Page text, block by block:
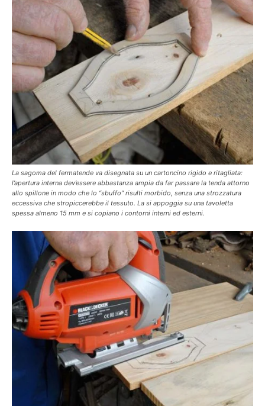
La sagoma del fermatende va disegnata su un cartoncino rigido e ritagliata:
l’apertura interna dev’essere abbastanza ampia da far passare la tenda attorno
allo spillone in modo che lo “sbuffo” risulti morbido, senza una strozzatura
eccessiva che stropiccerebbe il tessuto. La si appoggia su una tavoletta
spessa almeno 15 mm e si copiano i contorni interni ed esterni.